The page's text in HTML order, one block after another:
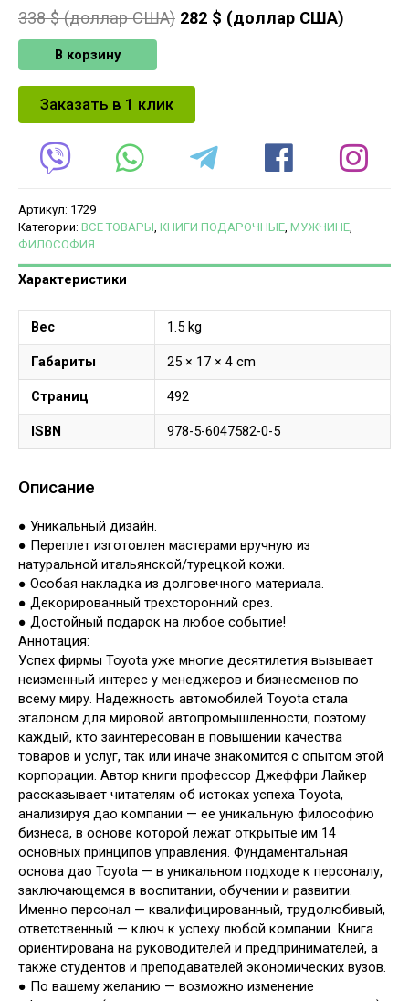
338$ (доллар США) 282 $ (доллар США)
В корзину
Заказать в 1 клик
Артикул: 1729
Категории: ВСЕ ТОВАРЫ, КНИГИ ПОДАРОЧНЫЕ, МУЖЧИНЕ,
ФИЛОСОФИЯ
Характеристики
Вес 1.5 kg
Габариты 25 × 17 × 4 cm
Страниц 492
ISBN 978-5-6047582-0-5
Описание
● Уникальный дизайн.
● Переплет изготовлен мастерами вручную из
натуральной итальянской/турецкой кожи.
● Особая накладка из долговечного материала.
● Декорированный трехсторонний срез.
● Достойный подарок на любое событие!
Аннотация:
Успех фирмы Toyota уже многие десятилетия вызывает
неизменный интерес у менеджеров и бизнесменов по
всему миру. Надежность автомобилей Toyota стала
эталоном для мировой автопромышленности, поэтому
каждый, кто заинтересован в повышении качества
товаров и услуг, так или иначе знакомится с опытом этой
корпорации. Автор книги профессор Джеффри Лайкер
рассказывает читателям об истоках успеха Toyota,
анализируя дао компании — ее уникальную философию
бизнеса, в основе которой лежат открытые им 14
основных принципов управления. Фундаментальная
основа дао Toyota — в уникальном подходе к персоналу,
заключающемся в воспитании, обучении и развитии.
Именно персонал — квалифицированный, трудолюбивый,
ответственный — ключ к успеху любой компании. Книга
ориентирована на руководителей и предпринимателей, а
также студентов и преподавателей экономических вузов.
● По вашему желанию — возможно изменение